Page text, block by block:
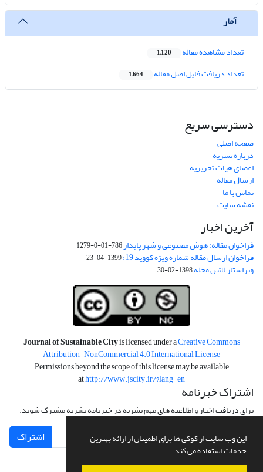
این وب سایت از کوکی ها برای اطمینان از ارائه بهترین
خدمات استفاده می کند.
آمار
تعداد مشاهده مقاله 1,120
تعداد دریافت فایل اصل مقاله 1,664
دسترسی سریع
صفحه اصلی
درباره نشریه
اعضای هیات تحریریه
ارسال مقاله
تماس با ما
نقشه سایت
آخرین اخبار
فراخوان مقاله: هوش مصنوعی و شهر پایدار786-01-0-1279
فراخوان ارسال مقاله شماره ویژه کووید 19: 1399-04-23
ویراستار لاتین مجله1398-02-30
Journal of Sustainable Cityis licensed under aCreative Commons
Attribution-NonCommercial 4.0 International License
Permissions beyond the scope of this license may be available
athttp://www.jscity.ir/?lang=en
اشتراک خبرنامه
برای دریافت اخبار و اطلاعیه های مهم نشریه در خبرنامه نشریه مشترک شوید.
اشتراک